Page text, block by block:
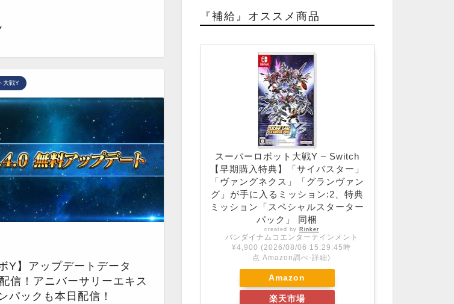
大戦Y
Y】アップデートデータ
信！アニバーサリーエキス
パックも本日配信！
『補給』オススメ商品
スーパーロボット大戦Y – Switch
【早期購入特典】「サイバスター」
「ヴァングネクス」「グランヴァン
グ」が手に入るミッション:2、特典
ミッション「スペシャルスターター
パック」 同梱
created by Rinker
バンダイナムコエンターテインメント
¥4,900 (2026/08/06 15:29:45時
点 Amazon調べ-詳細)
Amazon
楽天市場